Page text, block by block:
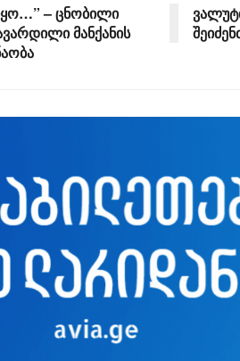
– ცნობილი
მანქანის